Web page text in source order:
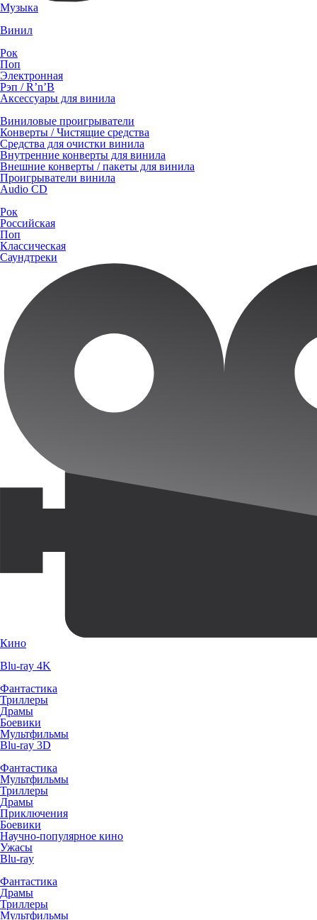
Музыка
Винил
Рок
Поп
Электронная
Рэп / R’n’B
Аксессуары для винила
Виниловые проигрыватели
Конверты / Чистящие средства
Средства для очистки винила
Внутренние конверты для винила
Внешние конверты / пакеты для винила
Проигрыватели винила
Audio CD
Рок
Российская
Поп
Классическая
Саундтреки
Кино
Blu-ray 4K
Фантастика
Триллеры
Драмы
Боевики
Мультфильмы
Blu-ray 3D
Фантастика
Мультфильмы
Триллеры
Драмы
Приключения
Боевики
Научно-популярное кино
Ужасы
Blu-ray
Фантастика
Драмы
Триллеры
Мультфильмы